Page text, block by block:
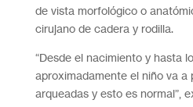
de vista morfológico o
cirujano de cadera y rodilla.
“Desde el nacimiento y hasta
aproximadamente el niño va a
arqueadas y esto es normal”,